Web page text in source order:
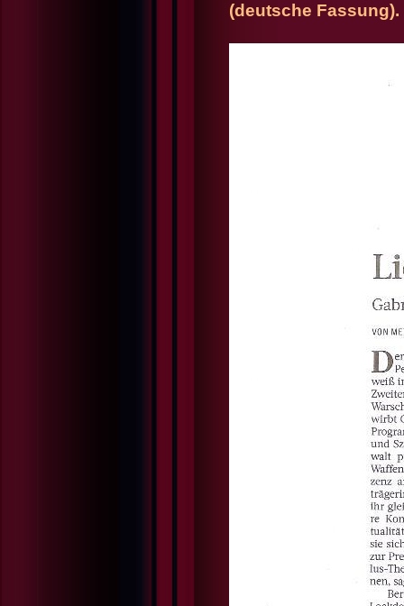
(deutsche Fassung).